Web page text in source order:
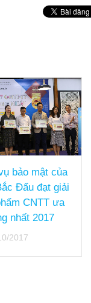
bảo mật của
Đẩu đạt giải
CNTT ưa
nhất 2017
2017